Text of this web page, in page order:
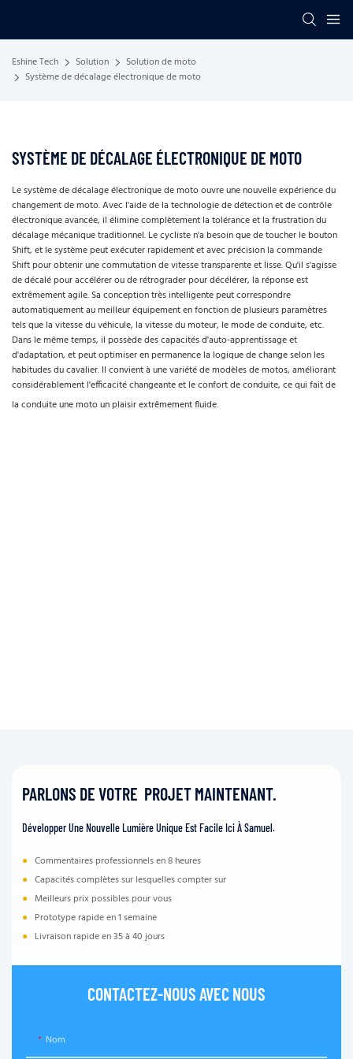
Eshine Tech Solution
Solution de moto
Système de décalage électronique de moto
SYSTÈME DE DÉCALAGE ÉLECTRONIQUE DE MOTO
Le système de décalage électronique de moto ouvre une nouvelle expérience du
changement de moto. Avec l'aide de la technologie de détection et de contrôle
électronique avancée, il élimine complètement la tolérance et la frustration du
décalage mécanique traditionnel. Le cycliste n'a besoin que de toucher le bouton
Shift, et le système peut exécuter rapidement et avec précision la commande
Shift pour obtenir une commutation de vitesse transparente et lisse. Qu'il s'agisse
de décalé pour accélérer ou de rétrograder pour décélérer, la réponse est
extrêmement agile. Sa conception très intelligente peut correspondre
automatiquement au meilleur équipement en fonction de plusieurs paramètres
tels que la vitesse du véhicule, la vitesse du moteur, le mode de conduite, etc.
Dans le même temps, il possède des capacités d'auto-apprentissage et
d'adaptation, et peut optimiser en permanence la logique de change selon les
habitudes du cavalier. Il convient à une variété de modèles de motos, améliorant
considérablement l'efficacité changeante et le confort de conduite, ce qui fait de
la conduite une moto un plaisir extrêmement fluide.
PARLONS DE VOTRE PROJET MAINTENANT.
Développer Une Nouvelle Lumière Unique Est Facile Ici À Samuel.
● Commentaires professionnels en 8 heures
● Capacités complètes sur lesquelles compter sur
● Meilleurs prix possibles pour vous
● Prototype rapide en 1 semaine
● Livraison rapide en 35 à 40 jours
CONTACTEZ-NOUS AVEC NOUS
Nom